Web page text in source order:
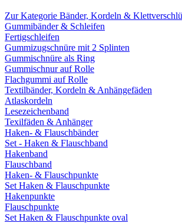
Zur Kategorie Bänder, Kordeln &
Gummibänder & Schleifen
Fertigschleifen
Gummizugschnüre mit 2 Splinten
Gummischnüre als Ring
Gummischnur auf Rolle
Flachgummi auf Rolle
Textilbänder, Kordeln & Anhängefäden
Atlaskordeln
Lesezeichenband
Texilfäden & Anhänger
Haken- & Flauschbänder
Set - Haken & Flauschband
Hakenband
Flauschband
Haken- & Flauschpunkte
Set Haken & Flauschpunkte
Hakenpunkte
Flauschpunkte
Set Haken & Flauschpunkte oval